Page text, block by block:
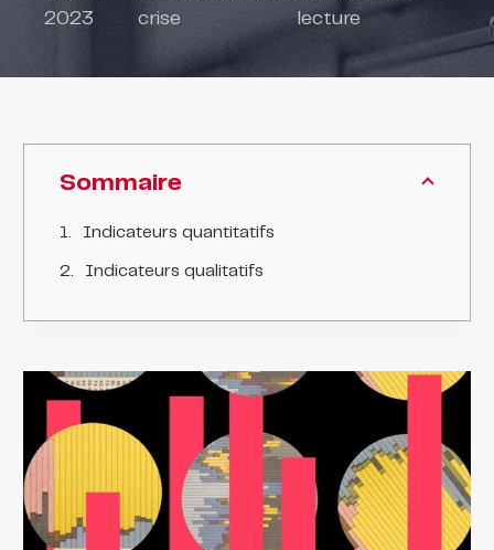
2023
crise
lecture
Sommaire
Indicateurs quantitatifs
Indicateurs qualitatifs